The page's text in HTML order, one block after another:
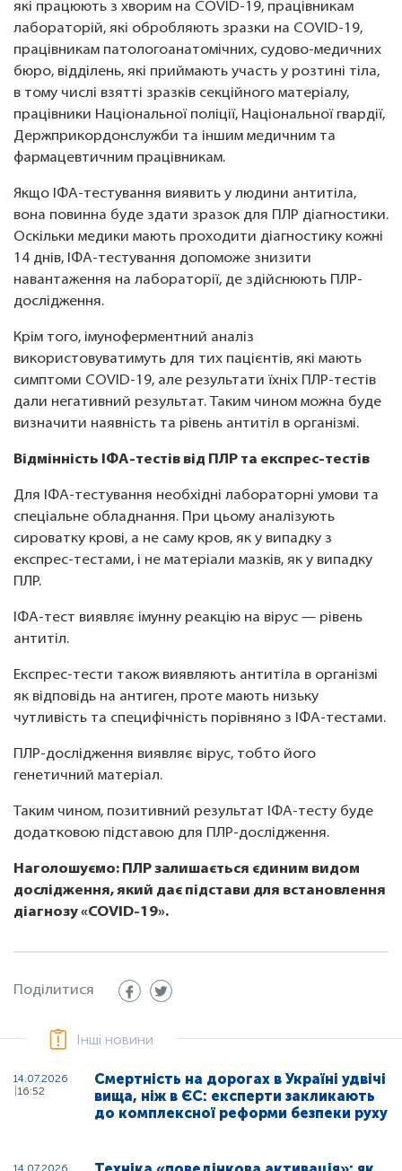
які працюють з хворим на COVID-19, працівникам
лабораторій, які обробляють зразки на COVID-19,
працівникам патологоанатомічних, судово-медичних
бюро, відділень, які приймають участь у розтині тіла,
в тому числі взятті зразків секційного матеріалу,
працівники Національної поліції, Національної гвардії,
Держприкордонслужби та іншим медичним та
фармацевтичним працівникам.
Якщо ІФА-тестування виявить у людини антитіла,
вона повинна буде здати зразок для ПЛР діагностики.
Оскільки медики мають проходити діагностику кожні
14 днів, ІФА-тестування допоможе знизити
навантаження на лабораторії, де здійснюють ПЛР-
дослідження.
Крім того, імуноферментний аналіз
використовуватимуть для тих пацієнтів, які мають
симптоми COVID-19, але результати їхніх ПЛР-тестів
дали негативний результат. Таким чином можна буде
визначити наявність та рівень антитіл в організмі.
Відмінність ІФА-тестів від ПЛР та експрес-тестів
Для ІФА-тестування необхідні лабораторні умови та
спеціальне обладнання. При цьому аналізують
сироватку крові, а не саму кров, як у випадку з
експрес-тестами, і не матеріали мазків, як у випадку
ПЛР.
ІФА-тест виявляє імунну реакцію на вірус — рівень
антитіл.
Експрес-тести також виявляють антитіла в організмі
як відповідь на антиген, проте мають низьку
чутливість та специфічність порівняно з ІФА-тестами.
ПЛР-дослідження виявляє вірус, тобто його
генетичний матеріал.
Таким чином, позитивний результат ІФА-тесту буде
додатковою підставою для ПЛР-дослідження.
Наголошуємо: ПЛР залишається єдиним видом
дослідження, який дає підстави для встановлення
діагнозу «COVID-19».
Поділитися
Інші новини
14.07.2026
16:52
Смертність на дорогах в Україні удвічі
вища, ніж в ЄС: експерти закликають
до комплексної реформи безпеки руху